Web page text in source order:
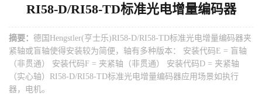
RI58-D/RI58-TD标准光电增量编码器
摘要： 德国Hengstler(亨士乐)RI58-D/RI58-TD标准光电增量编码器夹
紧轴或盲轴使得安装较为简便，轴有多种版本： 安装代码E = 盲轴
（非贯通） 安装代码F = 夹紧轴（非贯通） 安装代码D = 夹紧轴
（实心轴）RI58-D/RI58-TD标准光电增量编码器应用场景如执行
器，电机。